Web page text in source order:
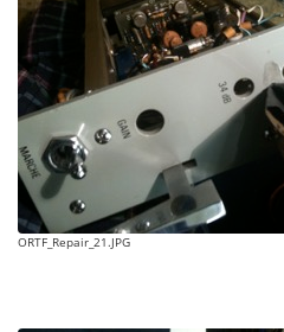
ORTF_Repair_21.JPG